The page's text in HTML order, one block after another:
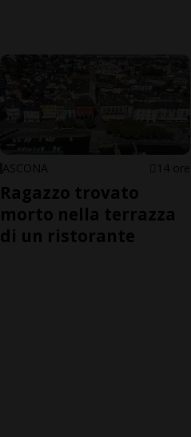
ASCONA 14 ore
Ragazzo trovato
morto nella terrazza
di un ristorante